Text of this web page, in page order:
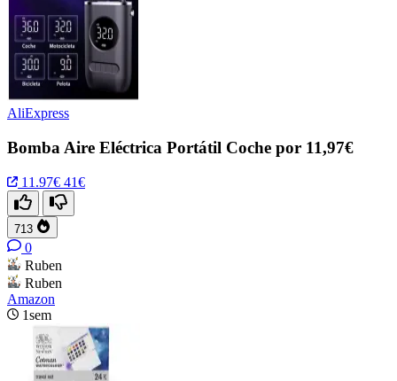
AliExpress
Bomba Aire Eléctrica Portátil Coche por 11,97€
11.97€ 41€
713
0
Ruben
Ruben
Amazon
1sem